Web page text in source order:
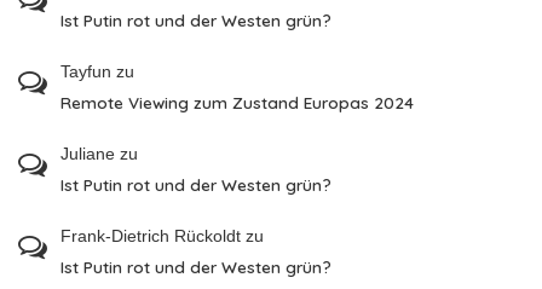
Ist Putin rot und der Westen grün?
Tayfun zu
Remote Viewing zum Zustand Europas 2024
Juliane zu
Ist Putin rot und der Westen grün?
Frank-Dietrich Rückoldt zu
Ist Putin rot und der Westen grün?